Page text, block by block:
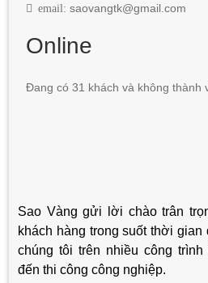
email: saovangtk@gmail.com
Online
Đang có 31 khách và không thành
Sao Vàng gửi lời chào trân
khách hàng trong suốt thời gian
chúng tôi trên nhiều công
đến thi công công nghiệp.